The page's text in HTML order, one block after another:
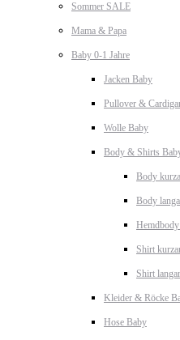
Sommer SALE
Mama & Papa
Baby 0-1 Jahre
Jacken Baby
Pullover &
Wolle Baby
Body & Shirts
Body
Body
Shirt
Shirt
Kleider & Röcke
Hose Baby